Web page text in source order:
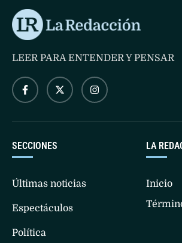
LA
Inicio
SECCIONES
Últimas noticias
Espectáculos
Política
LEER PARA ENTENDER Y PENSAR